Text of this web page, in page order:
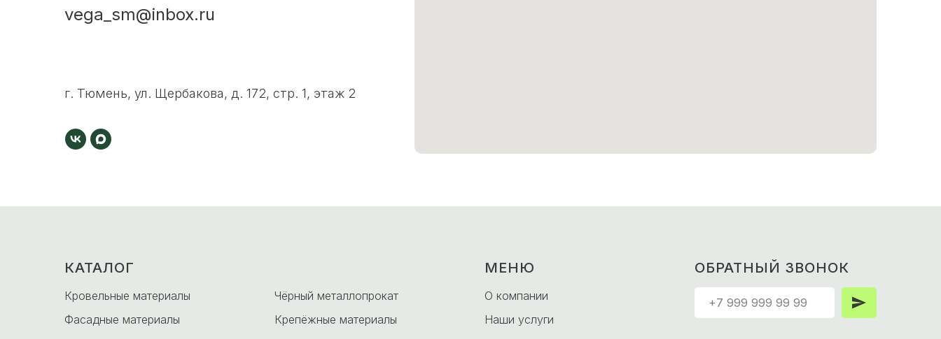
vega_sm@inbox.ru
г. Тюмень, ул. Щербакова, д. 172, стр. 1, этаж 2
КАТАЛОГ
Кровельные материалы
Фасадные материалы
Чёрный металлопрокат
Крепёжные материалы
МЕНЮ
О компании
Наши услуги
ОБРАТНЫЙ ЗВОНОК